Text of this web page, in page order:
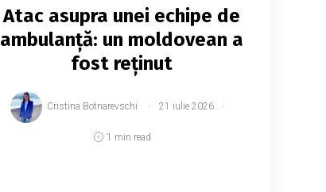
Atac asupra unei echipe de
ambulanță: un moldovean a
fost reținut
Cristina Botnarevschi 21 iulie 2026
1 min read